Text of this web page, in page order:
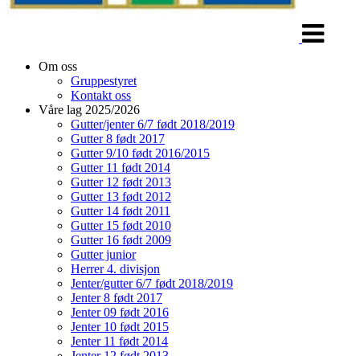
Om oss
Gruppestyret
Kontakt oss
Våre lag 2025/2026
Gutter/jenter 6/7 født 2018/2019
Gutter 8 født 2017
Gutter 9/10 født 2016/2015
Gutter 11 født 2014
Gutter 12 født 2013
Gutter 13 født 2012
Gutter 14 født 2011
Gutter 15 født 2010
Gutter 16 født 2009
Gutter junior
Herrer 4. divisjon
Jenter/gutter 6/7 født 2018/2019
Jenter 8 født 2017
Jenter 09 født 2016
Jenter 10 født 2015
Jenter 11 født 2014